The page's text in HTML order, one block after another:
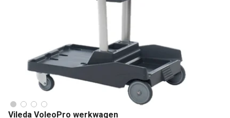
Vileda VoleoPro werkwagen